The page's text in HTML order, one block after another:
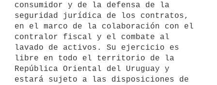
consumidor y de la defensa de la
seguridad jurídica de los contratos,
en el marco de la colaboración con el
contralor fiscal y el combate al
lavado de activos. Su ejercicio es
libre en todo el territorio de la
República Oriental del Uruguay y
estará sujeto a las disposiciones de